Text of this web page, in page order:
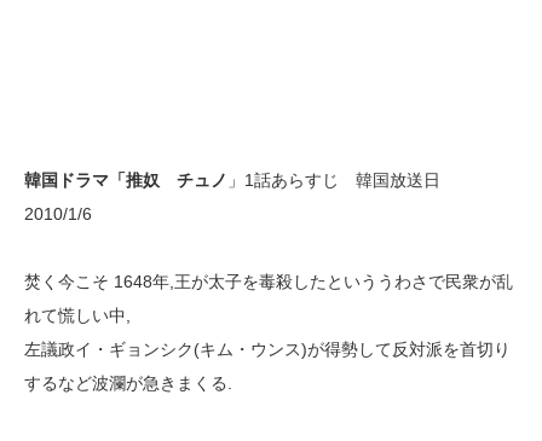
韓国ドラマ「推奴 チュノ 」1話あらすじ 韓国放送日
2010/1/6
焚く今こそ 1648年,王が太子を毒殺したといううわさで民衆が乱
れて慌しい中,
左議政イ・ギョンシク(キム・ウンス)が得勢して反対派を首切り
するなど波瀾が急きまくる.